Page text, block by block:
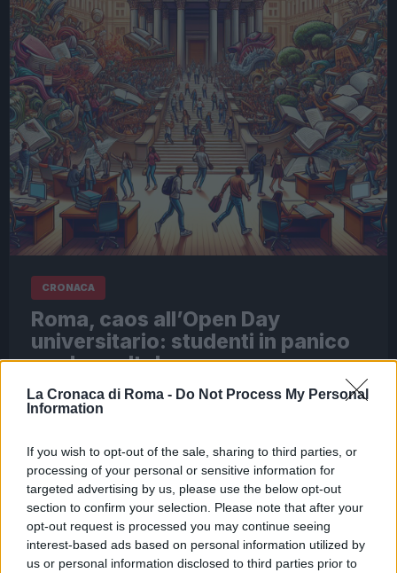
La Cronaca di Roma - Do Not Process My Personal
Information
If you wish to opt-out of the sale, sharing to third parties, or
processing of your personal or sensitive information for
targeted advertising by us, please use the below opt-out
section to confirm your selection. Please note that after your
opt-out request is processed you may continue seeing
interest-based ads based on personal information utilized by
us or personal information disclosed to third parties prior to
CRONACA
Roma, caos all’Open Day
universitario: studenti in panico
per le scelte!
29 Aprile 2026 - 23:35Redazione Digitale
per un attimo, ma la tensione nel quartiere San
Lorenzo sale a dismisura. “Hanno chiuso la
strada e non possiamo più…
Leggi l’articolo →